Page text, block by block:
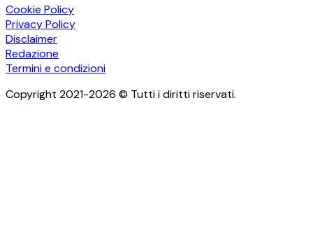
Cookie Policy
Privacy Policy
Disclaimer
Redazione
Termini e condizioni
Copyright 2021-2026 © Tutti i diritti riservati.